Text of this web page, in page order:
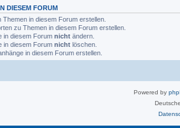
DIESEM FORUM
Themen in diesem Forum erstellen.
zu Themen in diesem Forum erstellen.
in diesem Forum nicht ändern.
in diesem Forum nicht löschen.
in diesem Forum erstellen.
Powered by